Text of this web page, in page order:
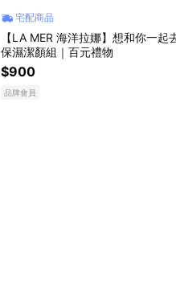
宅配商品
【LA MER 海洋拉娜】想和你一起
保濕潔顏組｜百元禮物
$900
品牌會員